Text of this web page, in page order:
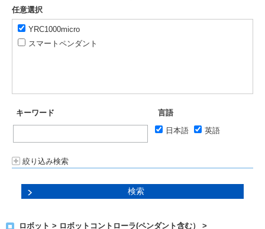
任意選択
YRC1000micro
スマートペンダント
キーワード
言語
日本語
英語
絞り込み検索
ロボット > ロボットコントローラ(ペンダント含む） >